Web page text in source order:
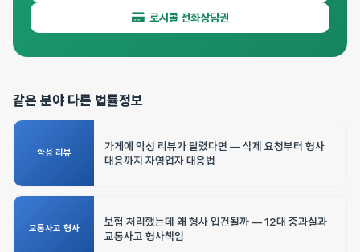
로시콜 전화상담권
같은 분야 다른 법률정보
악성 리뷰
가게에 악성 리뷰가 달렸다면 — 삭제 요청부터 형사
대응까지 자영업자 대응법
교통사고 형사
보험 처리했는데 왜 형사 입건될까 — 12대 중과실과
교통사고 형사책임